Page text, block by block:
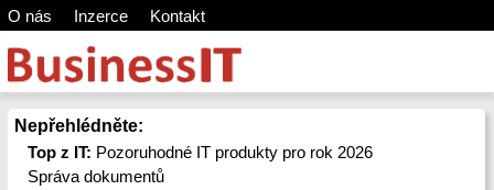
O nás Inzerce Kontakt
Nepřehlédněte:
Top z IT: Pozoruhodné IT produkty pro rok 2026
Správa dokumentů